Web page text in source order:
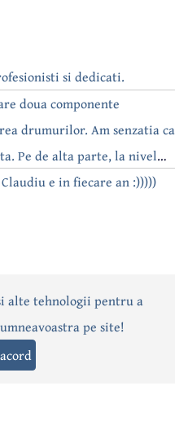
si dedicati.
doua componente
drumurilor. Am senzatia ca
Pe de alta parte, la nivel
episoadele 'fara apa' si
e in fiecare an :)))))
EvenimentInterviuri
Anunțuri
alte tehnologii pentru a
pe site!